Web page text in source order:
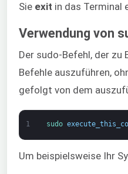
Sie exit in das Terminal
Verwendung von
Der sudo-Befehl, der
Befehle auszuführen,
gefolgt von dem
1 sudo
Um beispielsweise Ihr